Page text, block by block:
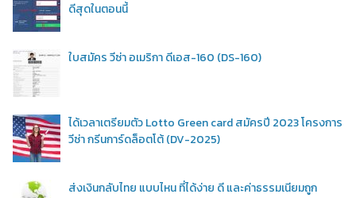
ดีสุดในตอนนี้
ใบสมัคร วีซ่า อเมริกา ดีเอส-160 (DS-160)
ได้เวลาเตรียมตัว Lotto Green card สมัครปี 2023 โครงการ
วีซ่า กรีนการ์ดล็อตโต้ (DV-2025)
ส่งเงินกลับไทย แบบไหน ที่ได้ง่าย ดี และค่าธรรมเนียมถูก